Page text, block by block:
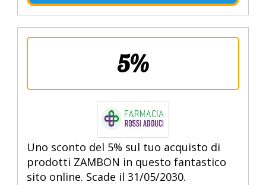
5%
Uno sconto del 5% sul tuo acquisto di
prodotti ZAMBON in questo fantastico
sito online. Scade il 31/05/2030.